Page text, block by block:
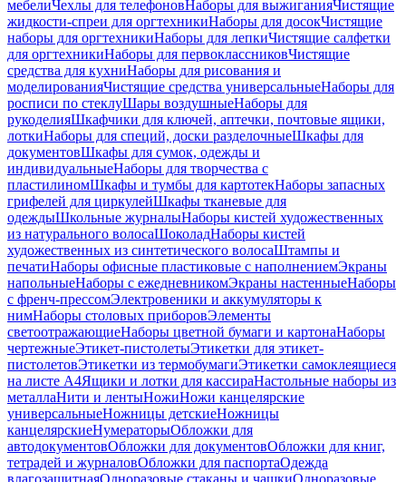
мебелиЧехлы для телефоновНаборы для выжиганияЧистящие
жидкости-спреи для оргтехникиНаборы для досокЧистящие
наборы для оргтехникиНаборы для лепкиЧистящие салфетки
для оргтехникиНаборы для первоклассниковЧистящие
средства для кухниНаборы для рисования и
моделированияЧистящие средства универсальныеНаборы для
росписи по стеклуШары воздушныеНаборы для
рукоделияШкафчики для ключей, аптечки, почтовые ящики,
лоткиНаборы для специй, доски разделочныеШкафы для
документовШкафы для сумок, одежды и
индивидуальныеНаборы для творчества с
пластилиномШкафы и тумбы для картотекНаборы запасных
грифелей для циркулейШкафы тканевые для
одеждыШкольные журналыНаборы кистей художественных
из натурального волосаШоколадНаборы кистей
художественных из синтетического волосаШтампы и
печатиНаборы офисные пластиковые с наполнениемЭкраны
напольныеНаборы с ежедневникомЭкраны настенныеНаборы
с френч-прессомЭлектровеники и аккумуляторы к
нимНаборы столовых приборовЭлементы
светоотражающиеНаборы цветной бумаги и картонаНаборы
чертежныеЭтикет-пистолетыЭтикетки для этикет-
пистолетовЭтикетки из термобумагиЭтикетки самоклеящиеся
на листе А4Ящики и лотки для кассираНастольные наборы из
металлаНити и лентыНожиНожи канцелярские
универсальныеНожницы детскиеНожницы
канцелярскиеНумераторыОбложки для
автодокументовОбложки для документовОбложки для книг,
тетрадей и журналовОбложки для паспортаОдежда
влагозащитнаяОдноразовые стаканы и чашкиОдноразовые